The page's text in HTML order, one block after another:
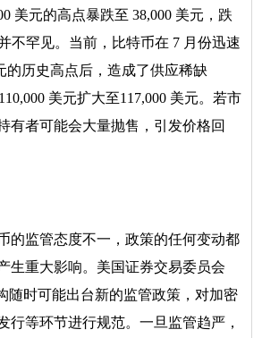
美元的高点暴跌至 38,000 美元，跌
不罕见。当前，比特币在 7 月份迅速
的历史高点后，造成了供应稀缺
美元扩大至117,000 美元。若市
有者可能会大量抛售，引发价格回
的监管态度不一，政策的任何变动都
生重大影响。美国证券交易委员会
随时可能出台新的监管政策，对加密
行等环节进行规范。一旦监管趋严，